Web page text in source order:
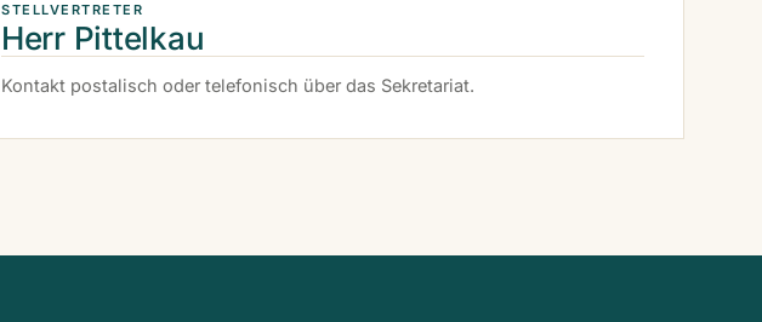
STELLVERTRETER
Herr Pittelkau
Kontakt postalisch oder telefonisch über das Sekretariat.